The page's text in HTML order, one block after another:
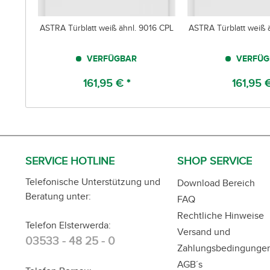
ASTRA Türblatt weiß ähnl. 9016 CPL
VERFÜGBAR
161,95 € *
ASTRA Türblatt weiß
161,95
SERVICE HOTLINE
Telefonische Unterstützung und
Beratung unter:
Telefon Elsterwerda:
03533 - 48 25 - 0
SHOP SERVICE
Download Bereich
FAQ
Rechtliche Hinweise
Versand und
AGB´s